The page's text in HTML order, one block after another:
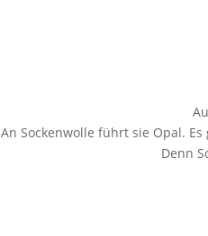
An Sockenwolle führt sie Opal.
Denn